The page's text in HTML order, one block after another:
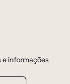
e informações